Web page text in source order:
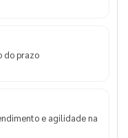
do prazo
e agilidade na